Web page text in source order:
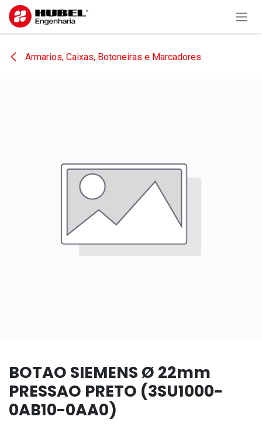
Pular para o conteúdo
Armarios, Caixas, Botoneiras e Marcadores
BOTAO SIEMENS Ø 22mm
PRESSAO PRETO (3SU1000-
0AB10-0AA0)